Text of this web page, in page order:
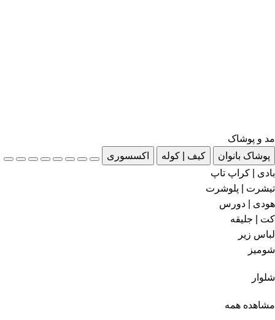
مد و پوشاک
پوشاک بانوان
کیف | کوله
اکسسوری
بادی | کراپ تاپ
تیشرت | پلوشرت
هودی | دورس
کت | جلیقه
لباس زیر
شومیز
شلوار
مشاهده همه